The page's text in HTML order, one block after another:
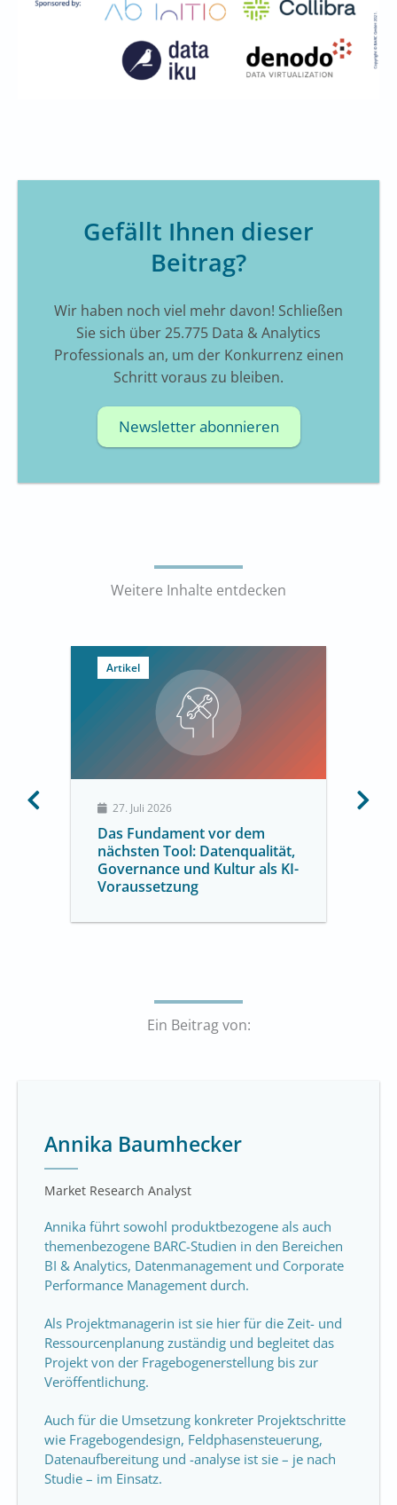
Gefällt Ihnen dieser
Beitrag?
Wir haben noch viel mehr davon! Schließen
Sie sich über 25.775 Data & Analytics
Professionals an, um der Konkurrenz einen
Schritt voraus zu bleiben.
Newsletter abonnieren
Weitere Inhalte entdecken
Artikel
27. Juli 2026
Das Fundament vor dem
nächsten Tool: Datenqualität,
Governance und Kultur als KI-
Voraussetzung
Ein Beitrag von:
Annika Baumhecker
Market Research Analyst
Annika führt sowohl produktbezogene als auch
themenbezogene BARC-Studien in den Bereichen
BI & Analytics, Datenmanagement und Corporate
Performance Management durch.
Als Projektmanagerin ist sie hier für die Zeit- und
Ressourcenplanung zuständig und begleitet das
Projekt von der Fragebogenerstellung bis zur
Veröffentlichung.
Auch für die Umsetzung konkreter Projektschritte
wie Fragebogendesign, Feldphasensteuerung,
Datenaufbereitung und -analyse ist sie – je nach
Studie – im Einsatz.